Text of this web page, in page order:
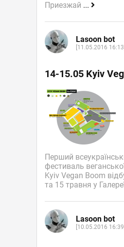
Приезжай ...
Lasoon bot
[11.05.2016 16:13]
14-15.05 Kyiv
Перший
фестиваль
Kyiv Vegan Boom
та 15 травня у
Lasoon bot
[10.05.2016 16:39]